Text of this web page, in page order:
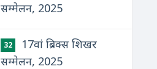
सम्मेलन, 2025
32
17वां ब्रिक्स शिखर
सम्मेलन, 2025